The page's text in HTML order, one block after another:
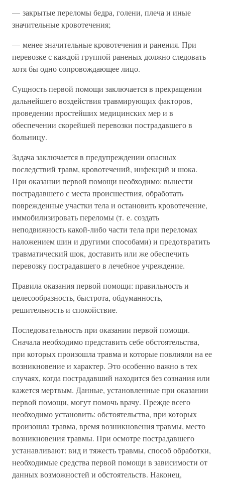
— закрытые переломы бедра, голени, плеча и иные
значительные кровотечения;
— менее значительные кровотечения и ранения. При
перевозке с каждой группой раненых должно следовать
хотя бы одно сопровождающее лицо.
Сущность первой помощи заключается в прекращении
дальнейшего воздействия травмирующих факторов,
проведении простейших медицинских мер и в
обеспечении скорейшей перевозки пострадавшего в
больницу.
Задача заключается в предупреждении опасных
последствий травм, кровотечений, инфекций и шока.
При оказании первой помощи необходимо: вынести
пострадавшего с места происшествия, обработать
поврежденные участки тела и остановить кровотечение,
иммобилизировать переломы (т. е. создать
неподвижность какой-либо части тела при переломах
наложением шин и другими способами) и предотвратить
травматический шок, доставить или же обеспечить
перевозку пострадавшего в лечебное учреждение.
Правила оказания первой помощи: правильность и
целесообразность, быстрота, обдуманность,
решительность и спокойствие.
Последовательность при оказании первой помощи.
Сначала необходимо представить себе обстоятельства,
при которых произошла травма и которые повлияли на ее
возникновение и характер. Это особенно важно в тех
случаях, когда пострадавший находится без сознания или
кажется мертвым. Данные, установленные при оказании
первой помощи, могут помочь врачу. Прежде всего
необходимо установить: обстоятельства, при которых
произошла травма, время возникновения травмы, место
возникновения травмы. При осмотре пострадавшего
устанавливают: вид и тяжесть травмы, способ обработки,
необходимые средства первой помощи в зависимости от
данных возможностей и обстоятельств. Наконец,